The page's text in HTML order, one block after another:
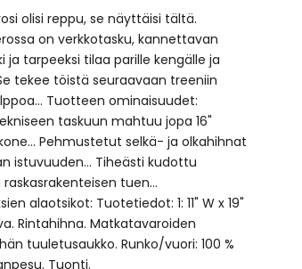
olisi reppu, se näyttäisi tältä.
on verkkotasku, kannettavan
ja tarpeeksi tilaa parille kengälle ja
tekee töistä seuraavaan treeniin
Tuotteen ominaisuudet:
taskuun mahtuu jopa 16"
Pehmustetut selkä- ja olkahihnat
istuvuuden… Tiheästi kudottu
tuen…
alaotsikot: Tuotetiedot: 1: 11" W x 19"
Rintahihna. Matkatavaroiden
tuuletusaukko. Runko/vuori: 100 %
Tuonti.